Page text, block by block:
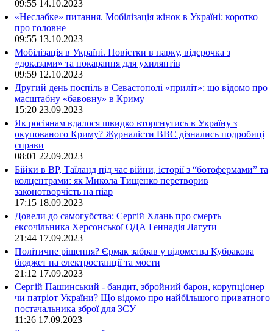
09:55 14.10.2023
«Неслабке» питання. Мобілізація жінок в Україні: коротко
про головне
09:55 13.10.2023
Мобілізація в Україні. Повістки в парку, відсрочка з
«доказами» та покарання для ухилянтів
09:59 12.10.2023
Другий день поспіль в Севастополі «приліт»: що відомо про
масштабну «бавовну» в Криму
15:20 23.09.2023
Як росіянам вдалося швидко вторгнутись в Україну з
окупованого Криму? Журналісти ВВС дізнались подробиці
справи
08:01 22.09.2023
Бійки в ВР, Таїланд під час війни, історії з “ботофермами” та
колцентрами: як Микола Тищенко перетворив
законотворчість на піар
17:15 18.09.2023
Довели до самогубства: Сергій Хлань про смерть
ексочільника Херсонської ОДА Геннадія Лагути
21:44 17.09.2023
Політичне рішення? Єрмак забрав у відомства Кубракова
бюджет на електростанції та мости
21:12 17.09.2023
Сергій Пашинський - бандит, збройний барон, корупціонер
чи патріот України? Що відомо про найбільшого приватного
постачальника зброї для ЗСУ
11:26 17.09.2023